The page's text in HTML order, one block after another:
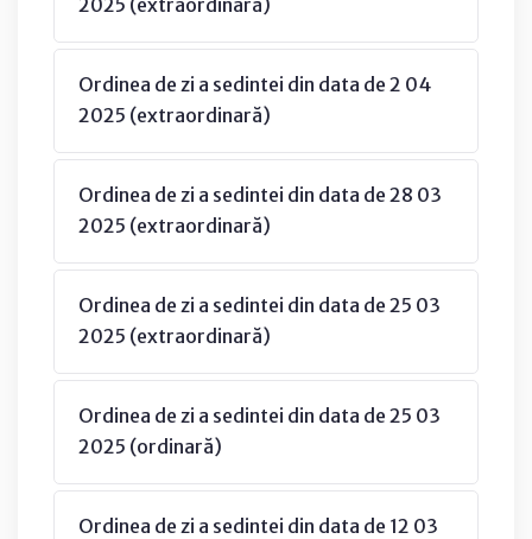
Ordinea de zi a sedintei din data de 2 04
2025 (extraordinară)
Ordinea de zi a sedintei din data de 28 03
2025 (extraordinară)
Ordinea de zi a sedintei din data de 25 03
2025 (extraordinară)
Ordinea de zi a sedintei din data de 25 03
2025 (ordinară)
Ordinea de zi a sedintei din data de 12 03